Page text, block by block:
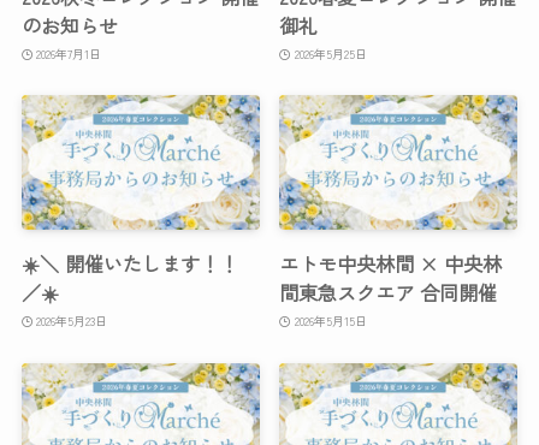
のお知らせ
2026年7月1日
御礼
2026年5月25日
☀️＼ 開催いたします！！
／☀️
2026年5月23日
エトモ中央林間 × 中央林
間東急スクエア 合同開催
2026年5月15日